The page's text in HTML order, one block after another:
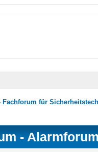
für
-